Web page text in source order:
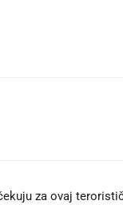
za ovaj